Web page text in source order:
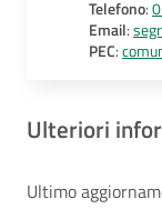
Telefono:
Email:
PEC:
Ulteriori
Ultimo